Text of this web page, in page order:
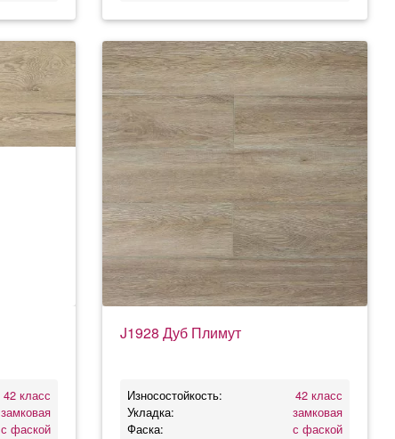
42 класс
замковая
с фаской
J1928 Дуб Плимут
Износостойкость:
42 класс
Укладка:
замковая
Фаска:
с фаской